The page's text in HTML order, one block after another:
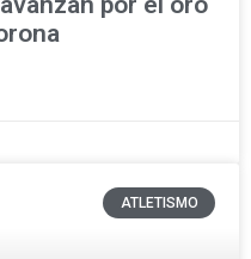
ATLETISMO